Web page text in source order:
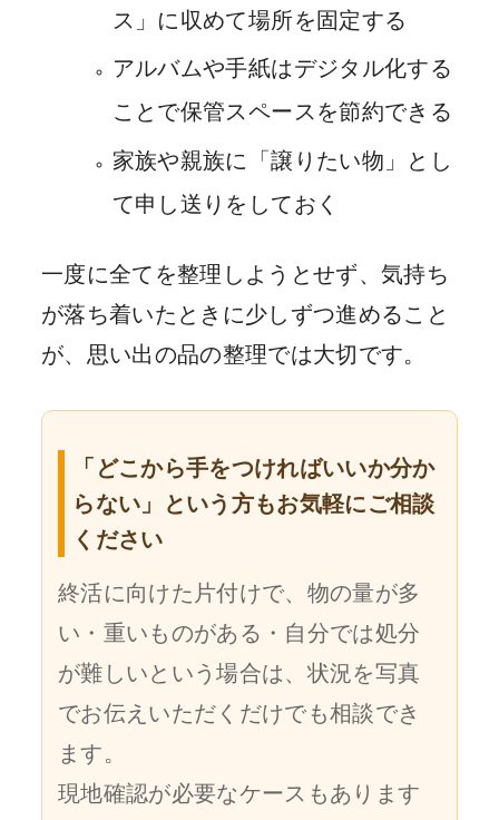
ス」に収めて場所を固定する
アルバムや手紙はデジタル化する
ことで保管スペースを節約できる
家族や親族に「譲りたい物」とし
て申し送りをしておく
一度に全てを整理しようとせず、気持ち
が落ち着いたときに少しずつ進めること
が、思い出の品の整理では大切です。
「どこから手をつければいいか分か
らない」という方もお気軽にご相談
ください
終活に向けた片付けで、物の量が多
い・重いものがある・自分では処分
が難しいという場合は、状況を写真
でお伝えいただくだけでも相談でき
ます。
現地確認が必要なケースもあります